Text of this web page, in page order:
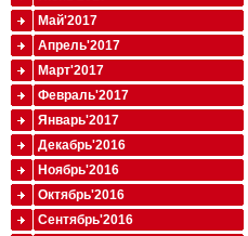
Май'2017
Апрель'2017
Март'2017
Февраль'2017
Январь'2017
Декабрь'2016
Ноябрь'2016
Октябрь'2016
Сентябрь'2016